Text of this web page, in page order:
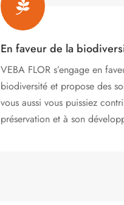

En faveur de la
VEBA FLOR s’engage en
biodiversité et propose des
vous aussi vous puissiez
préservation et à son